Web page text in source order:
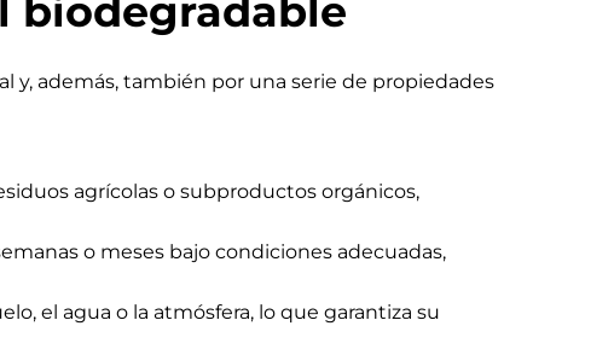
biodegradable
y, además, también por una serie de propiedades
agrícolas o subproductos orgánicos,
o meses bajo condiciones adecuadas,
el agua o la atmósfera, lo que garantiza su